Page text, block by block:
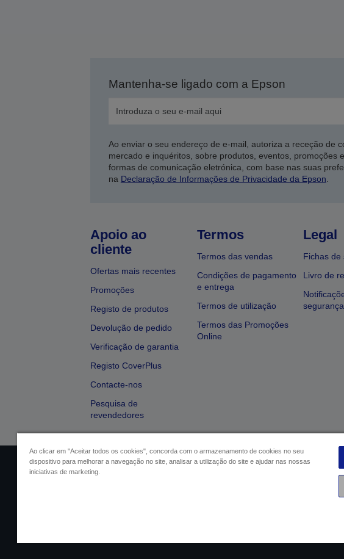
Mantenha-se ligado com a Epson
Ao enviar o seu endereço de e-mail, autoriza a receção de
mercado e inquéritos, sobre produtos, eventos, promoções
formas de comunicação eletrónica, com base nas suas
na Declaração de Informações de Privacidade da Epson
Apoio ao
cliente
Ofertas mais recentes
Promoções
Registo de produtos
Devolução de pedido
Verificação de garantia
Registo CoverPlus
Contacte-nos
Pesquisa de
revendedores
Termos
Termos das vendas
Condições de pagamento
e entrega
Termos de utilização
Termos das Promoções
Online
Legal
Fichas de
Livro de
segurança
Identificação do vendedor Identificação da
Ao clicar em "Aceitar todos os cookies", concorda com o armazenamento de cookies no seu
dispositivo para melhorar a navegação no site, analisar a utilização do site e ajudar nas nossas
iniciativas de marketing.